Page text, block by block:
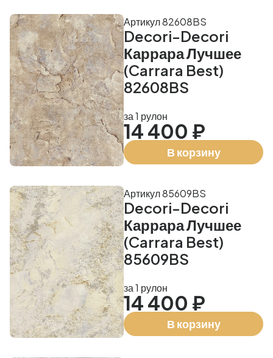
Decori-Decori
Каррара Лучшее
(Carrara Best)
82608BS
Артикул 82608BS
за 1 рулон
14 400 ₽
В корзину
Decori-Decori
Каррара Лучшее
(Carrara Best)
85609BS
Артикул 85609BS
за 1 рулон
14 400 ₽
В корзину